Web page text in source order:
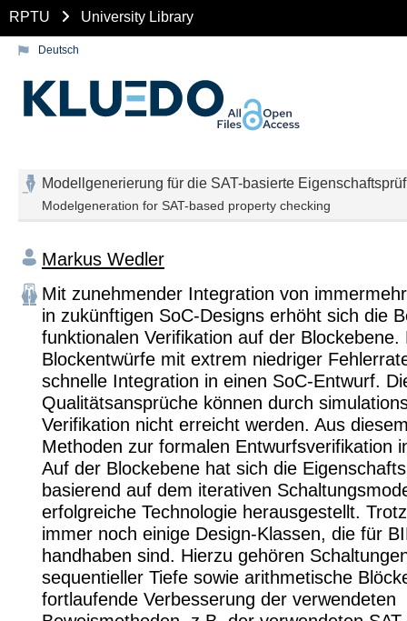
RPTU University Library
Deutsch
Modellgenerierung für die SAT-basierte
Modelgeneration for SAT-based property checking
Markus Wedler
Mit zunehmender Integration von
in zukünftigen SoC-Designs erhöht sich die
funktionalen Verifikation auf der Blockebene.
Blockentwürfe mit extrem niedriger
schnelle Integration in einen SoC-Entwurf.
Qualitätsansprüche können durch
Verifikation nicht erreicht werden. Aus
Methoden zur formalen Entwurfsverifikation
Auf der Blockebene hat sich die
basierend auf dem iterativen
erfolgreiche Technologie herausgestellt.
immer noch einige Design-Klassen, die für
handhaben sind. Hierzu gehören
sequentieller Tiefe sowie arithmetische
fortlaufende Verbesserung der verwendeten